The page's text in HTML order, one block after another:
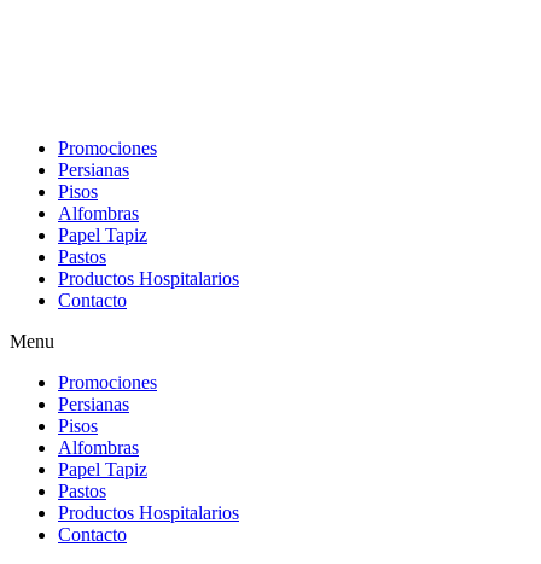
Promociones
Persianas
Pisos
Alfombras
Papel Tapiz
Pastos
Productos Hospitalarios
Contacto
Menu
Promociones
Persianas
Pisos
Alfombras
Papel Tapiz
Pastos
Productos Hospitalarios
Contacto